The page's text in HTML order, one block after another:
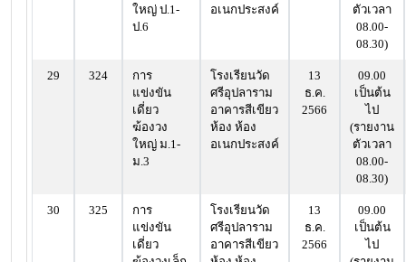
ใหญ่ ป.1-
ป.6
อเนกประสงค์
ตัวเวลา
08.00-
08.30)
29 324
การ
แข่งขัน
เดี่ยว
ฆ้องวง
ใหญ่ ม.1-
ม.3
โรงเรียนวัด
ศรีอุปลาราม
อาคารสีเขียว
ห้อง ห้อง
อเนกประสงค์
13
ธ.ค.
2566
09.00
เป็นต้น
ไป
(รายงาน
ตัวเวลา
08.00-
08.30)
30 325
การ
แข่งขัน
เดี่ยว
โรงเรียนวัด
ศรีอุปลาราม
อาคารสีเขียว
13
ธ.ค.
2566
09.00
เป็นต้น
ไป